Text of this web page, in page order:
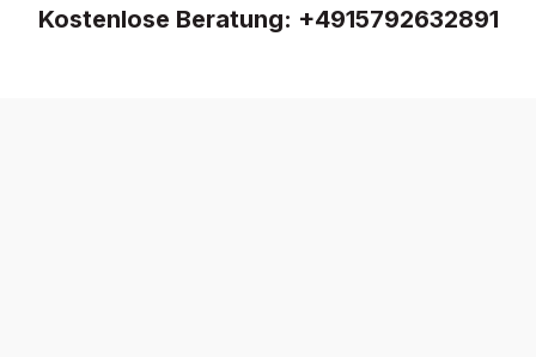
Kostenlose Beratung: +4915792632891